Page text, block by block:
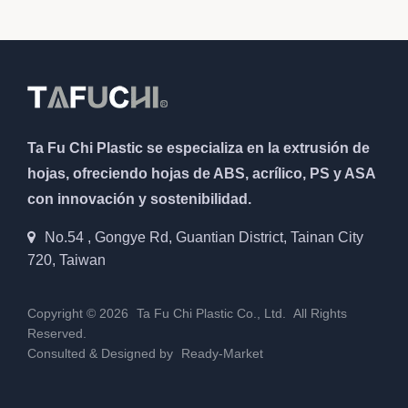
Ta Fu Chi Plastic se especializa en la extrusión de
hojas, ofreciendo hojas de ABS, acrílico, PS y ASA
con innovación y sostenibilidad.
No.54 , Gongye Rd, Guantian District, Tainan City
720, Taiwan
Copyright © 2026 Ta Fu Chi Plastic Co., Ltd.
All Rights
Reserved.
Consulted & Designed by
Ready-Market